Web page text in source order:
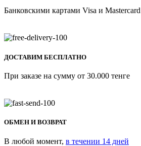
Банковскими картами Visa и Mastercard
ДОСТАВИМ БЕСПЛАТНО
При заказе на сумму от 30.000 тенге
ОБМЕН И ВОЗВРАТ
В любой момент, в течении 14 дней